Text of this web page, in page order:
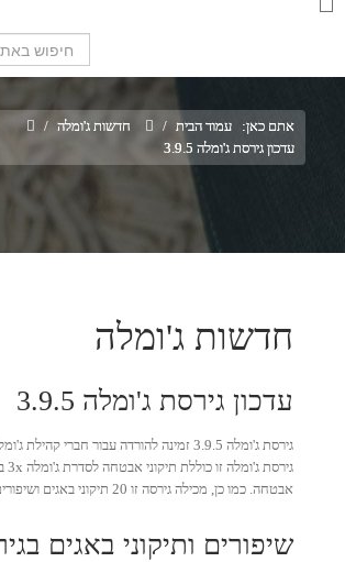
אתם כאן: עמוד הבית / חדשות ג'ומלה /
עדכון גירסת ג'ומלה 3.9.5
חדשות ג'ומלה
עדכון גירסת ג'ומלה 3.9.5
גירסת ג'ומלה 3.9.5 זמינה להורדה עבור חברי
אבטחה. כמו כן, מכילה גירסה זו 20 תיקוני באגים ושיפורים למערכת ג'ומלה.
שיפורים ותיקוני באגים